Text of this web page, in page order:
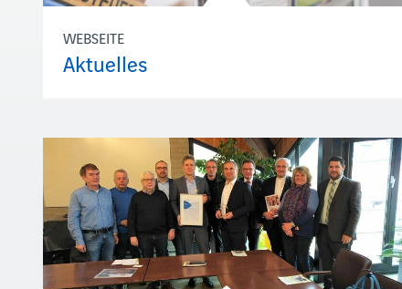
WEBSEITE
Aktuelles